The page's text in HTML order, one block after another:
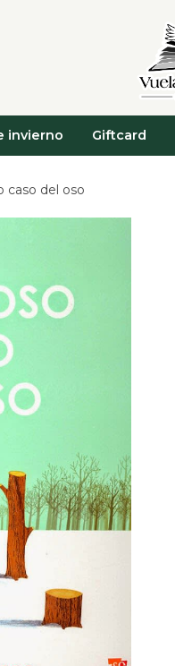
invierno Giftcard
caso del oso